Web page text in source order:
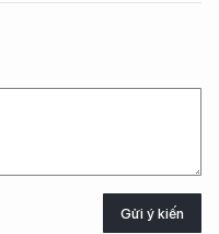
Gửi ý kiến